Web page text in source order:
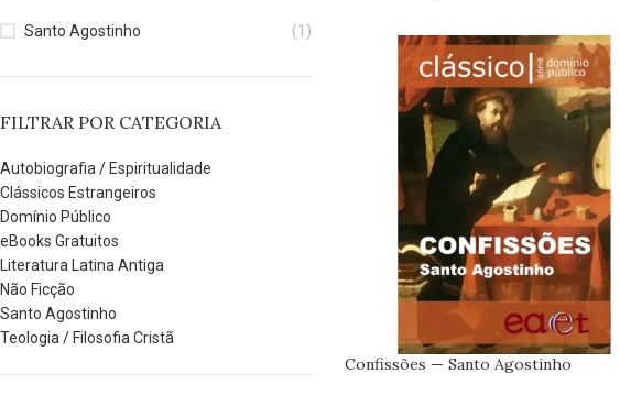
Santo Agostinho (1)
FILTRAR POR CATEGORIA
Autobiografia / Espiritualidade
Clássicos Estrangeiros
Domínio Público
eBooks Gratuitos
Literatura Latina Antiga
Não Ficção
Santo Agostinho
Teologia / Filosofia Cristã
Confissões — Santo Agostinho